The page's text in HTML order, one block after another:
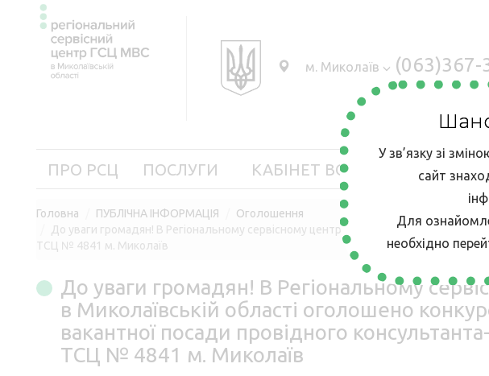
м. Миколаїв (063)367-
ПРО РСЦ ПОСЛУГИ КАБІНЕТ ВОДІЯ Е-ЗАПИС
Головна ПУБЛІЧНА ІНФОРМАЦІЯ
Оголошення
До уваги громадян! В Регіональному сервісному центрі МВС в Миколаївській
ТСЦ № 4841 м. Миколаїв
До уваги громадян! В Регіональному
в Миколаївській області оголошено
вакантної посади провідного
ТСЦ № 4841 м. Миколаїв
У зв’язку зі
сайт
Для
необхідно